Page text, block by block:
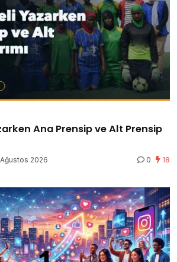
Ana Prensip ve Alt Prensip
2026 0 18